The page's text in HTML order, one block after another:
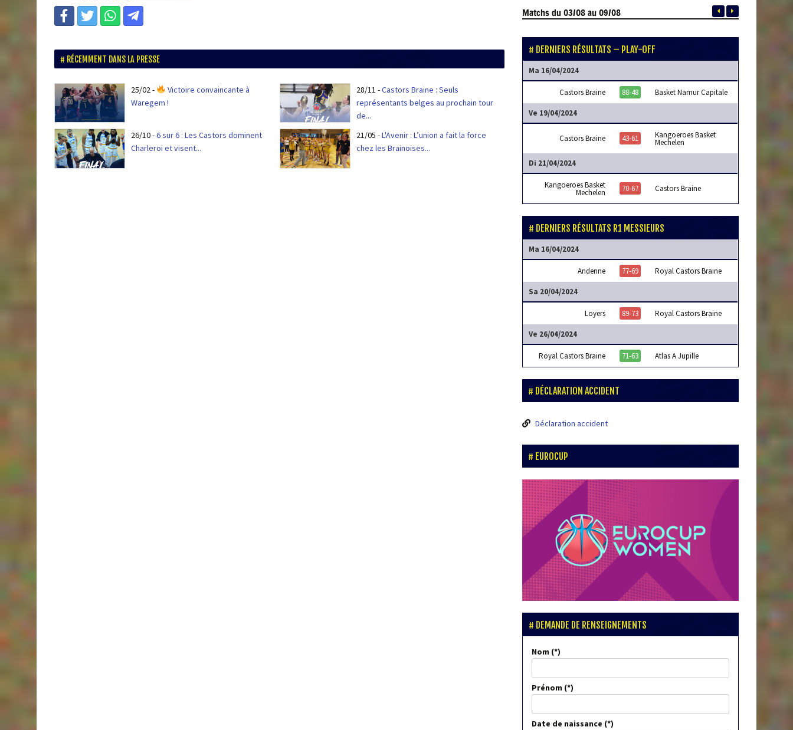
RÉCEMMENT DANS LA PRESSE
25/02-
Victoire convaincante à
Waregem !
28/11 -Castors Braine : Seuls
représentants belges au prochain tour
de...
26/10-6 sur 6 : Les Castors dominent
Charleroi et visent...
21/05 -L'Avenir : L’union a fait la force
chez les Brainoises...
Matchsdu 03/08 au 09/08
DERNIERS RÉSULTATS – PLAY-OFF
Ma 16/04/2024
Castors Braine 88-48 Basket Namur Capitale
Ve 19/04/2024
Castors Braine 43-61 Kangoeroes Basket
Mechelen
Di 21/04/2024
Kangoeroes Basket
Mechelen 70-67 Castors Braine
DERNIERS RÉSULTATS R1 MESSIEURS
Ma 16/04/2024
Andenne 77-69 Royal Castors Braine
Sa 20/04/2024
Loyers 89-73 Royal Castors Braine
Ve 26/04/2024
Royal Castors Braine 71-63 Atlas A Jupille
DÉCLARATION ACCIDENT
Déclaration accident
EUROCUP
DEMANDE DE RENSEIGNEMENTS
Nom
Prénom
Date de naissance